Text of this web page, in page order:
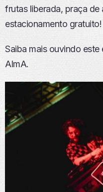
frutas liberada, praça de
estacionamento gratuito!
Saiba mais ouvindo
AlmA.